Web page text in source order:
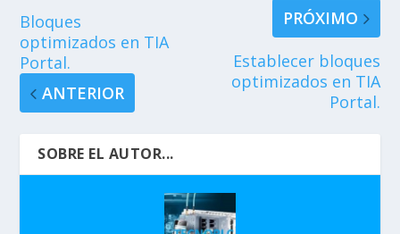
Bloques
optimizados en TIA
Portal.
ANTERIOR
PRÓXIMO
Establecer bloques
optimizados en TIA
Portal.
SOBRE EL AUTOR...